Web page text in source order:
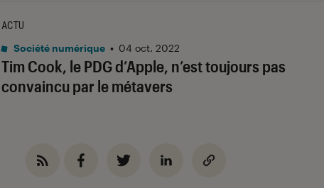
Tim Cook, le PDG d’Apple, n’est toujours pas
convaincu par le métavers
ACTU
Société numérique • 04 oct. 2022